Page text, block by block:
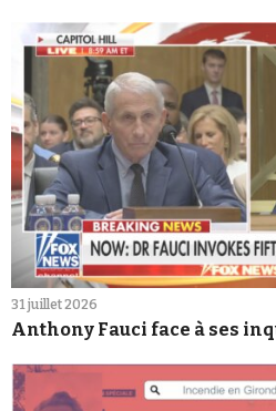
31 juillet 2026
Anthony Fauci face à ses